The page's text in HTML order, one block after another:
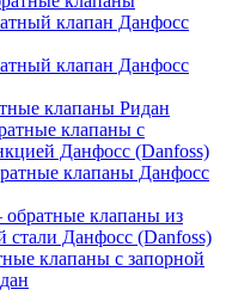
клапан Данфосс
клапан Данфосс
клапаны Ридан
клапаны с
Данфосс (Danfoss)
клапаны Данфосс
клапаны из
Данфосс (Danfoss)
клапаны с запорной